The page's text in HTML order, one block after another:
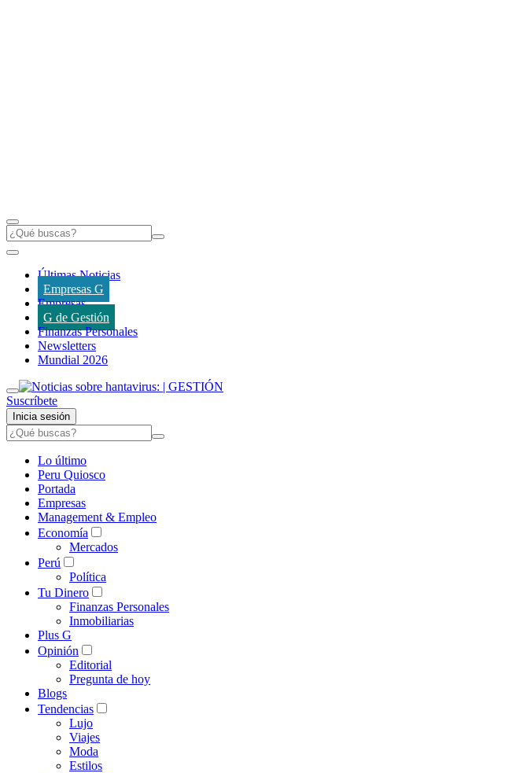
Últimas Noticias
Empresas G
Empresas
G de Gestión
Finanzas Personales
Newsletters
Mundial 2026
Suscríbete
Inicia sesión
Lo último
Peru Quiosco
Portada
Empresas
Management & Empleo
Economía
Mercados
Perú
Política
Tu Dinero
Finanzas Personales
Inmobiliarias
Plus G
Opinión
Editorial
Pregunta de hoy
Blogs
Tendencias
Lujo
Viajes
Moda
Estilos